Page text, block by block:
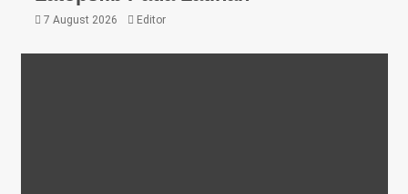
7 August 2026 Editor